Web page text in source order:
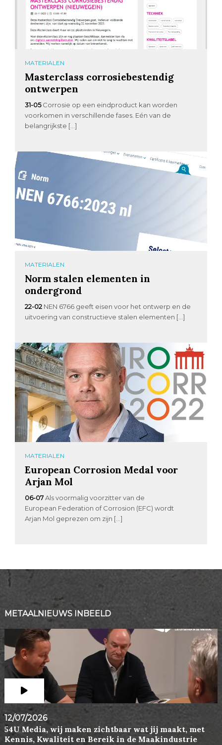
MATERIALEN
Masterclass corrosiebestendig
ontwerpen
31-05 Corrosie op een eindproduct kan worden
voorkomen in verschillende fases. Eén van de
belangrijkste […]
MATERIALEN
Norm stalen elementen in
ondergrond
22-02 NEN 6766 geeft eisen voor het ontwerp en de
uitvoering van constructieve stalen elementen […]
MATERIALEN
European Corrosion Medal voor
Arjan Mol
06-07 Als voormalig voorzitter van de
European Federation of Corrosion (EFC) wordt
Arjan Mol geprezen om zijn […]
METAALNIEUWS INBEELD
12/07/2026
54U Media, wij maken zichtbaar wat jij maakt, met
Kennis, Kwaliteit en Bereik in de Maakindustrie